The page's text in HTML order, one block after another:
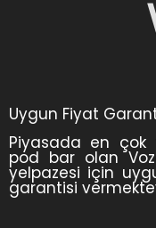
Uygun Fiyat
Piyasada en çok
pod bar olan
yelpazesi için
garantisi